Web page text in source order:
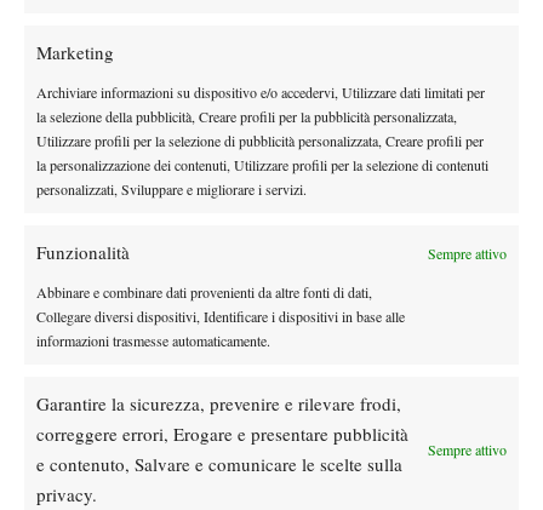
Marketing
Archiviare informazioni su dispositivo e/o accedervi, Utilizzare dati limitati per
la selezione della pubblicità, Creare profili per la pubblicità personalizzata,
Utilizzare profili per la selezione di pubblicità personalizzata, Creare profili per
la personalizzazione dei contenuti, Utilizzare profili per la selezione di contenuti
personalizzati, Sviluppare e migliorare i servizi.
Funzionalità Sempre attivo
Abbinare e combinare dati provenienti da altre fonti di dati,
Collegare diversi dispositivi, Identificare i dispositivi in base alle
informazioni trasmesse automaticamente.
Garantire la sicurezza, prevenire e rilevare frodi,
correggere errori, Erogare e presentare pubblicità
e contenuto, Salvare e comunicare le scelte sulla
privacy.
Sempre attivo
Atp News
Masters 1000 | Montreal amara per l’Italia:
Arnaldi ko, Darderi resta l’ultima speranza
azzurra
A Montreal i giovani alzano la voce: la nuova
generazione inizia a far paura
Atp News
Bolelli/Vavassori fuori al primo turno
News